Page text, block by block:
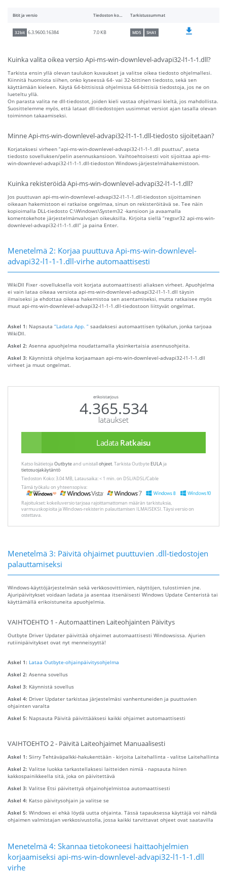
Bitit ja versio Tiedoston koko Tarkistussummat
32bit 6.3.9600.16384 7.0 KB MD5 SHA1
Kuinka valita oikea versio Api-ms-win-downlevel-advapi32-l1-1-1.dll?
Tarkista ensin yllä olevan taulukon kuvaukset ja valitse oikea tiedosto ohjelmallesi.
Kiinnitä huomiota siihen, onko kyseessä 64- vai 32-bittinen tiedosto, sekä sen
käyttämään kieleen. Käytä 64-bittisissä ohjelmissa 64-bittisiä tiedostoja, jos ne on
lueteltu yllä.
On parasta valita ne dll-tiedostot, joiden kieli vastaa ohjelmasi kieltä, jos mahdollista.
Suosittelemme myös, että lataat dll-tiedostojen uusimmat versiot ajan tasalla olevan
toiminnon takaamiseksi.
Minne Api-ms-win-downlevel-advapi32-l1-1-1.dll-tiedosto sijoitetaan?
Korjataksesi virheen “api-ms-win-downlevel-advapi32-l1-1-1.dll puuttuu”, aseta
tiedosto sovelluksen/pelin asennuskansioon. Vaihtoehtoisesti voit sijoittaa api-ms-
win-downlevel-advapi32-l1-1-1.dll-tiedoston Windows-järjestelmähakemistoon.
Kuinka rekisteröidä Api-ms-win-downlevel-advapi32-l1-1-1.dll?
Jos puuttuvan api-ms-win-downlevel-advapi32-l1-1-1.dll-tiedoston sijoittaminen
oikeaan hakemistoon ei ratkaise ongelmaa, sinun on rekisteröitävä se. Tee näin
kopioimalla DLL-tiedosto C:\Windows\System32 -kansioon ja avaamalla
komentokehote järjestelmänvalvojan oikeuksilla. Kirjoita siellä “regsvr32 api-ms-win-
downlevel-advapi32-l1-1-1.dll” ja paina Enter.
Menetelmä 2: Korjaa puuttuva Api-ms-win-downlevel-
advapi32-l1-1-1.dll-virhe automaattisesti
WikiDll Fixer -sovelluksella voit korjata automaattisesti aliaksen virheet. Apuohjelma
ei vain lataa oikeaa versiota api-ms-win-downlevel-advapi32-l1-1-1.dll täysin
ilmaiseksi ja ehdottaa oikeaa hakemistoa sen asentamiseksi, mutta ratkaisee myös
muut api-ms-win-downlevel-advapi32-l1-1-1.dll-tiedostoon liittyvät ongelmat.
Askel 1: Napsauta “Ladata App. ” saadaksesi automaattisen työkalun, jonka tarjoaa
WikiDll.
Askel 2: Asenna apuohjelma noudattamalla yksinkertaisia ​​asennusohjeita.
Askel 3: Käynnistä ohjelma korjaamaan api-ms-win-downlevel-advapi32-l1-1-1.dll
virheet ja muut ongelmat.
erikoistarjous
4.365.534
lataukset
Ladata Ratkaisu
Katso lisätietojaOutbyteand unistallohjeet. Tarkista Outbyte EULAja
tietosuojakäytäntö
Tiedoston Koko: 3.04 MB, Latausaika: < 1 min. on DSL/ADSL/Cable
Tämä työkalu on yhteensopiva:
Rajoitukset: kokeiluversio tarjoaa rajoittamattoman määrän tarkistuksia,
varmuuskopioita ja Windows-rekisterin palauttamisen ILMAISEKSI. Täysi versio on
ostettava.
Menetelmä 3: Päivitä ohjaimet puuttuvien .dll-tiedostojen
palauttamiseksi
Windows-käyttöjärjestelmän sekä verkkosovittimien, näyttöjen, tulostimien jne.
Ajuripäivitykset voidaan ladata ja asentaa itsenäisesti Windows Update Centeristä tai
käyttämällä erikoistuneita apuohjelmia.
VAIHTOEHTO 1 - Automaattinen Laiteohjainten Päivitys
Outbyte Driver Updater päivittää ohjaimet automaattisesti Windowsissa. Ajurien
rutiinipäivitykset ovat nyt menneisyyttä!
Askel 1: Lataa Outbyte-ohjainpäivitysohjelma
Askel 2: Asenna sovellus
Askel 3: Käynnistä sovellus
Askel 4: Driver Updater tarkistaa järjestelmäsi vanhentuneiden ja puuttuvien
ohjainten varalta
Askel 5: Napsauta Päivitä päivittääksesi kaikki ohjaimet automaattisesti
VAIHTOEHTO 2 - Päivitä Laiteohjaimet Manuaalisesti
Askel 1: Siirry Tehtäväpalkki-hakukenttään - kirjoita Laitehallinta - valitse Laitehallinta
Askel 2: Valitse luokka tarkastellaksesi laitteiden nimiä - napsauta hiiren
kakkospainikkeella sitä, joka on päivitettävä
Askel 3: Valitse Etsi päivitettyä ohjainohjelmistoa automaattisesti
Askel 4: Katso päivitysohjain ja valitse se
Askel 5: Windows ei ehkä löydä uutta ohjainta. Tässä tapauksessa käyttäjä voi nähdä
ohjaimen valmistajan verkkosivustolla, jossa kaikki tarvittavat ohjeet ovat saatavilla
Menetelmä 4: Skannaa tietokoneesi haittaohjelmien
korjaamiseksi api-ms-win-downlevel-advapi32-l1-1-1.dll
virhe